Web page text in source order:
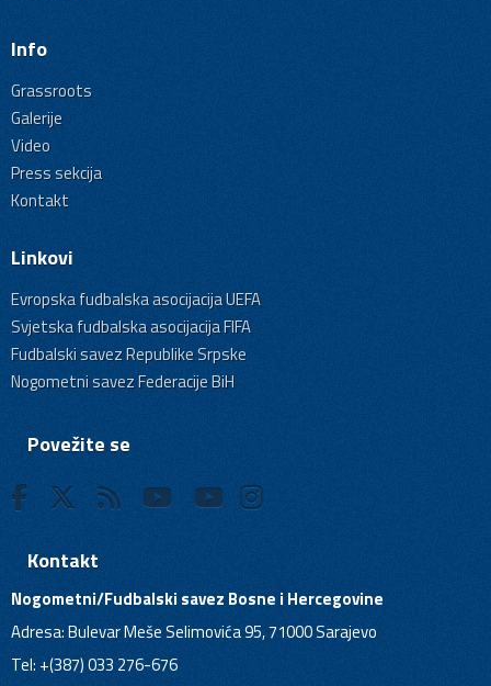
Info
Grassroots
Galerije
Video
Press sekcija
Kontakt
Linkovi
Evropska fudbalska asocijacija UEFA
Svjetska fudbalska asocijacija FIFA
Fudbalski savez Republike Srpske
Nogometni savez Federacije BiH
Povežite se
Kontakt
Nogometni/Fudbalski savez Bosne i Hercegovine
Adresa: Bulevar Meše Selimovića 95, 71000 Sarajevo
Tel: +(387) 033 276-676